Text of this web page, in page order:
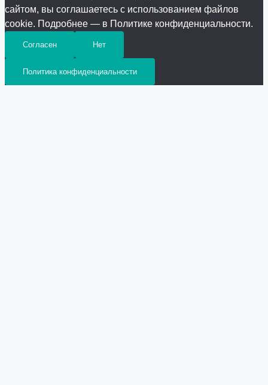
сайтом, вы соглашаетесь с использованием файлов
cookie. Подробнее — в Политике конфиденциальности.
Согласен Нет
Политика конфиденциальности